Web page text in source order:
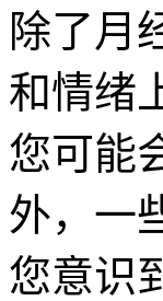
除了月
和情绪
您可能
外，一
您意识